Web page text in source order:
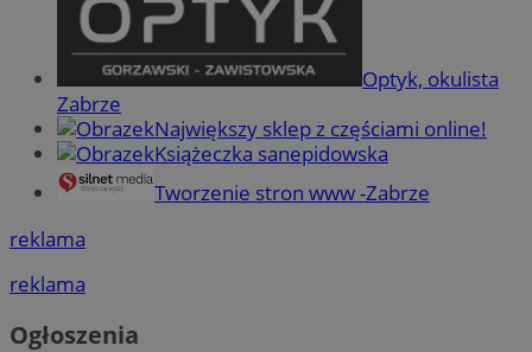
Optyk, okulista
Zabrze
Największy sklep z częściami online!
Książeczka sanepidowska
Tworzenie stron www -Zabrze
reklama
reklama
Ogłoszenia